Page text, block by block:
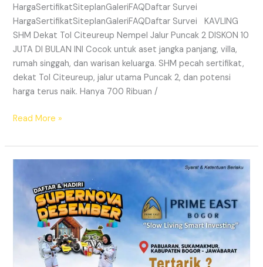
HargaSertifikatSiteplanGaleriFAQDaftar Survei
HargaSertifikatSiteplanGaleriFAQDaftar Survei KAVLING
SHM Dekat Tol Citeureup Nempel Jalur Puncak 2 DISKON 10
JUTA DI BULAN INI Cocok untuk aset jangka panjang, villa,
rumah singgah, dan warisan keluarga. SHM pecah sertifikat,
dekat Tol Citeureup, jalur utama Puncak 2, dan potensi
harga terus naik. Hanya 700 Ribuan /
Read More »
Prime
East
Bogor
Kavling